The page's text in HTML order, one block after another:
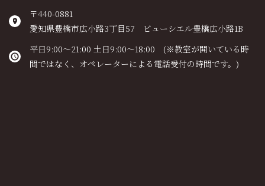
〒440-0881
愛知県豊橋市広小路3丁目57 ビューシエル豊橋広小路1B
平日9:00～21:00 土日9:00～18:00 (※教室が開いている時
間ではなく、オペレーターによる電話受付の時間です。)